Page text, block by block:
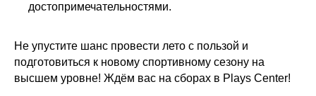
достопримечательностями.
Не упустите шанс провести лето с пользой и
подготовиться к новому спортивному сезону на
высшем уровне! Ждём вас на сборах в Plays Center!